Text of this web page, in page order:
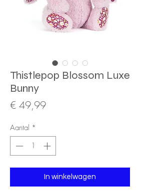
Thistlepop Blossom Luxe
Bunny
€ 49,99Prijs
Aantal *
In winkelwagen